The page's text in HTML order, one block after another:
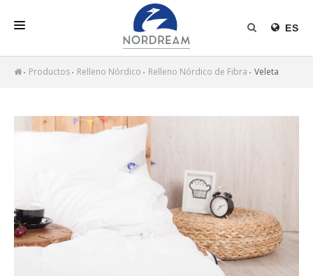
ES
INICIO
PRODUCTOS
Productos Relleno Nórdico Relleno Nórdico de Fibra Veleta